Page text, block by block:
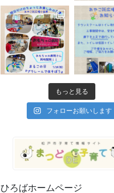
もっと見る
フォローお願いします
ひろばホームページ